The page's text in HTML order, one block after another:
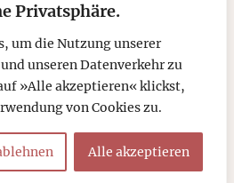
Privatsphäre.
um die Nutzung unserer
unseren Datenverkehr zu
»Alle akzeptieren« klickst,
von Cookies zu.
Alle akzeptieren